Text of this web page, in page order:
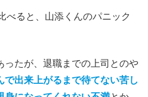
べると、山添くんのパニック
ったが、退職までの上司とのや
で出来上がるまで待てない苦し